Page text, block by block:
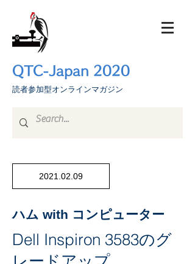
QTC-Japan 2020
​読者参加型オンラインマガジン
2021.02.09
ハム with コンピューター
Dell Inspiron 3583のグ